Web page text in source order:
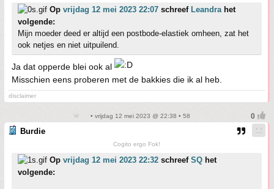
Op vrijdag 12 mei 2023 22:07 schreef Leandrahet
volgende:
Mijn moeder deed er altijd een postbode-elastiek omheen, zat het
ook netjes en niet uitpuilend.
Ja dat opperde blei ook al
Misschien eens proberen met de bakkies die ik al heb.
disclaimer
• vrijdag 12 mei 2023 @ 22:38 • 58
Burdie
Cogito ergo Fok!
Op vrijdag 12 mei 2023 22:32 schreef SQ het
volgende: